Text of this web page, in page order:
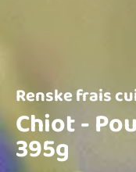
Renske frais
Chiot -
395g